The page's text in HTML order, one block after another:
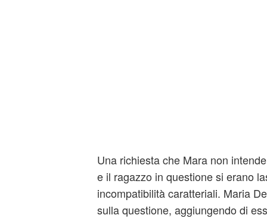
Una richiesta che Mara non
e il ragazzo in questione si erano
incompatibilità caratteriali. Maria
sulla questione, aggiungendo di